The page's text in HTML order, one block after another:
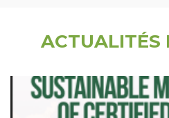
ACTUALITÉS